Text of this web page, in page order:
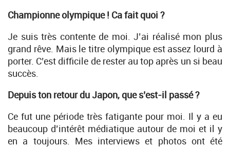
Championne olympique ! Ca fait quoi ?
Je suis très contente de moi. J’ai réalisé mon plus
grand rêve. Mais le titre olympique est assez lourd à
porter. C’est difficile de rester au top après un si beau
succès.
Depuis ton retour du Japon, que s’est-il passé ?
Ce fut une période très fatigante pour moi. Il y a eu
beaucoup d’intérêt médiatique autour de moi et il y
en a toujours. Mes interviews et photos ont été